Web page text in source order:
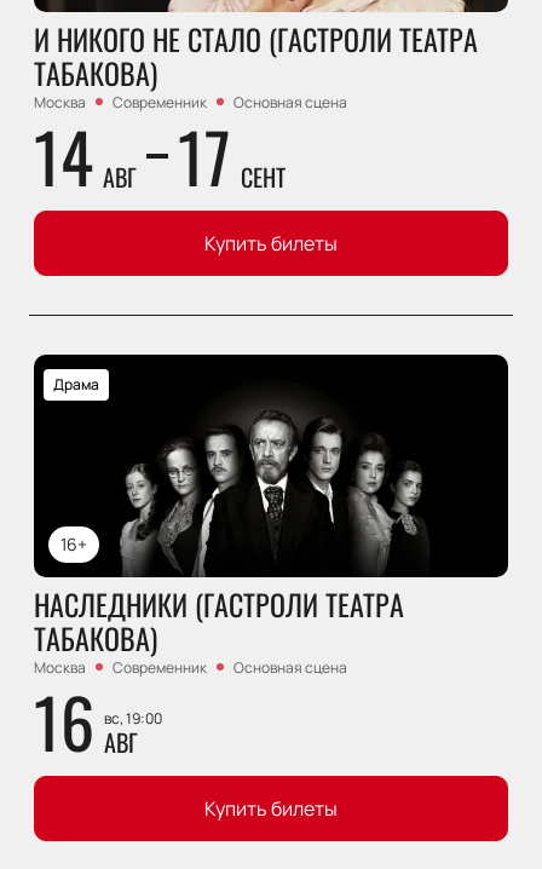
И НИКОГО НЕ СТАЛО (ГАСТРОЛИ ТЕАТРА
ТАБАКОВА)
Москва Современник Основная сцена
14 АВГ 17 СЕНТ
Купить билеты
16+
Драма
НАСЛЕДНИКИ (ГАСТРОЛИ ТЕАТРА
ТАБАКОВА)
Москва Современник Основная сцена
16 вс, 19:00
АВГ
Купить билеты